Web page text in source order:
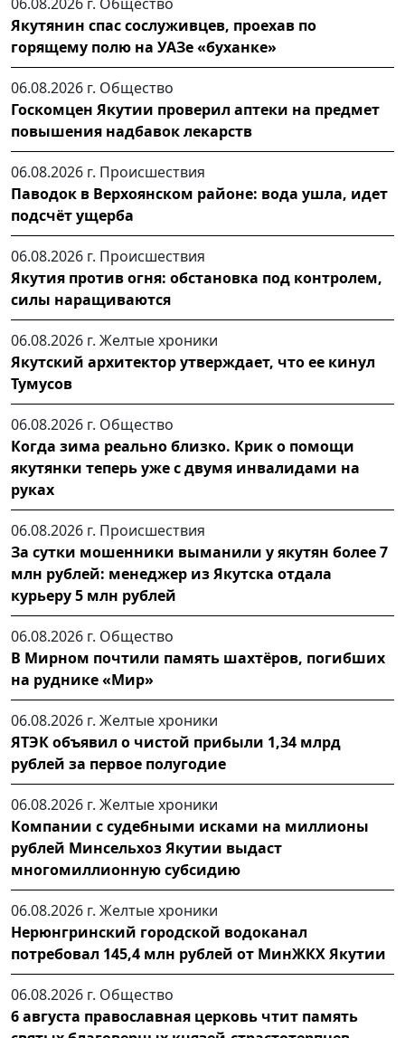
Якутянин спас сослуживцев, проехав по
горящему полю на УАЗе «буханке»
06.08.2026 г. Общество
Госкомцен Якутии проверил аптеки на предмет
повышения надбавок лекарств
06.08.2026 г. Происшествия
Паводок в Верхоянском районе: вода ушла, идет
подсчёт ущерба
06.08.2026 г. Происшествия
Якутия против огня: обстановка под контролем,
силы наращиваются
06.08.2026 г. Желтые хроники
Якутский архитектор утверждает, что ее кинул
Тумусов
06.08.2026 г. Общество
Когда зима реально близко. Крик о помощи
якутянки теперь уже с двумя инвалидами на
руках
06.08.2026 г. Происшествия
За сутки мошенники выманили у якутян более 7
млн рублей: менеджер из Якутска отдала
курьеру 5 млн рублей
06.08.2026 г. Общество
В Мирном почтили память шахтёров, погибших
на руднике «Мир»
06.08.2026 г. Желтые хроники
ЯТЭК объявил о чистой прибыли 1,34 млрд
рублей за первое полугодие
06.08.2026 г. Желтые хроники
Компании с судебными исками на миллионы
рублей Минсельхоз Якутии выдаст
многомиллионную субсидию
06.08.2026 г. Желтые хроники
Нерюнгринский городской водоканал
потребовал 145,4 млн рублей от МинЖКХ Якутии
06.08.2026 г. Общество
6 августа православная церковь чтит память